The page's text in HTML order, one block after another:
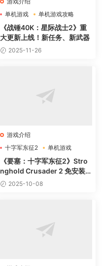
单机游戏
单机游戏攻略
好玩的游戏
《战锤40K：星际战士2》重
大更新上线！新任务、新武器
2025-11-26
游戏介绍
十字军东征2
单机游戏
好玩的游戏
《要塞：十字军东征2》Stro
nghold Crusader 2 免安装
绿色中文版
2025-10-08